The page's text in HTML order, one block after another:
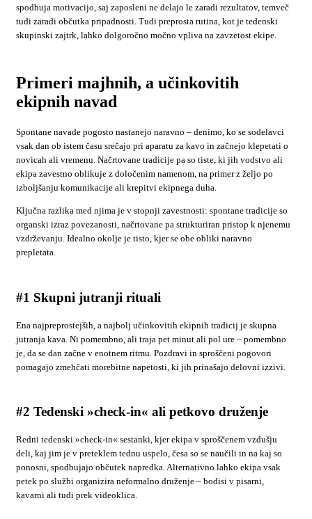
spodbuja motivacijo, saj zaposleni ne delajo le zaradi rezultatov, temveč
tudi zaradi občutka pripadnosti. Tudi preprosta rutina, kot je tedenski
skupinski zajtrk, lahko dolgoročno močno vpliva na zavzetost ekipe.
Primeri majhnih, a učinkovitih
ekipnih navad
Spontane navade pogosto nastanejo naravno – denimo, ko se sodelavci
vsak dan ob istem času srečajo pri aparatu za kavo in začnejo klepetati o
novicah ali vremenu. Načrtovane tradicije pa so tiste, ki jih vodstvo ali
ekipa zavestno oblikuje z določenim namenom, na primer z željo po
izboljšanju komunikacije ali krepitvi ekipnega duha.
Ključna razlika med njima je v stopnji zavestnosti: spontane tradicije so
organski izraz povezanosti, načrtovane pa strukturiran pristop k njenemu
vzdrževanju. Idealno okolje je tisto, kjer se obe obliki naravno
prepletata.
#1 Skupni jutranji rituali
Ena najpreprostejših, a najbolj učinkovitih ekipnih tradicij je skupna
jutranja kava. Ni pomembno, ali traja pet minut ali pol ure – pomembno
je, da se dan začne v enotnem ritmu. Pozdravi in sproščeni pogovori
pomagajo zmehčati morebitne napetosti, ki jih prinašajo delovni izzivi.
#2 Tedenski »check-in« ali petkovo druženje
Redni tedenski »check-in« sestanki, kjer ekipa v sproščenem vzdušju
deli, kaj jim je v preteklem tednu uspelo, česa so se naučili in na kaj so
ponosni, spodbujajo občutek napredka. Alternativno lahko ekipa vsak
petek po službi organizira neformalno druženje – bodisi v pisarni,
kavarni ali tudi prek videoklica.